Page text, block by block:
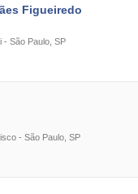
Figueiredo
- São Paulo, SP
- São Paulo, SP